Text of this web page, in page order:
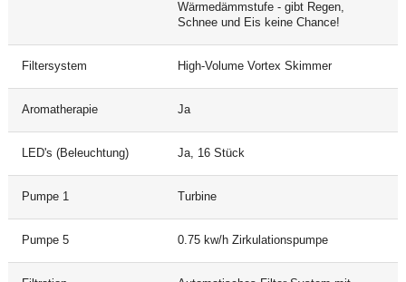
Wärmedämmstufe - gibt Regen,
Schnee und Eis keine Chance!
Filtersystem High-Volume Vortex Skimmer
Aromatherapie Ja
LED's (Beleuchtung) Ja, 16 Stück
Pumpe 1 Turbine
Pumpe 5 0.75 kw/h Zirkulationspumpe